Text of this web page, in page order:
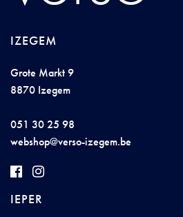
IZEGEM
Grote Markt 9
8870 Izegem
051 30 25 98
webshop@verso-izegem.be
IEPER